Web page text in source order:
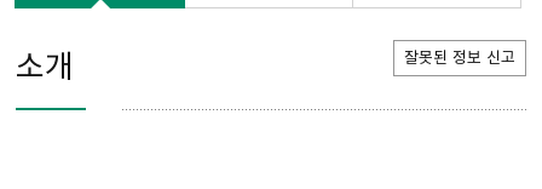
소개 잘못된 정보 신고